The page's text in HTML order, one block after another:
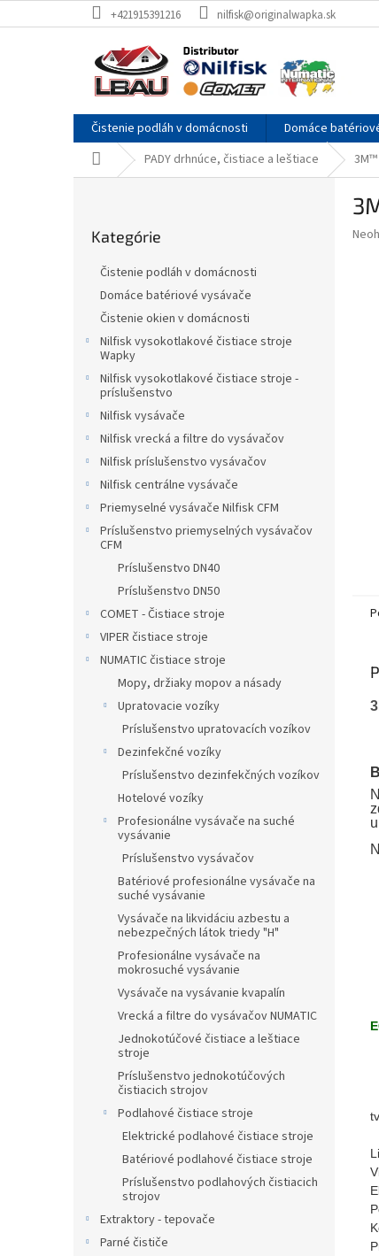
na
+421915391216 nilfisk@originalwapka.sk
Čistenie podláh v domácnosti Domáce
DomovPADY drhnúce, čistiace a leštiace
kategórie
Kategórie
Čistenie podláh v domácnosti
Domáce batériové vysávače
Čistenie okien v domácnosti
Nilfisk vysokotlakové čistiace stroje
Wapky
Nilfisk vysokotlakové čistiace stroje -
príslušenstvo
Nilfisk vysávače
Nilfisk vrecká a filtre do vysávačov
Nilfisk príslušenstvo vysávačov
Nilfisk centrálne vysávače
Priemyselné vysávače Nilfisk CFM
Príslušenstvo priemyselných vysávačov
CFM
Príslušenstvo DN40
Príslušenstvo DN50
COMET - Čistiace stroje
VIPER čistiace stroje
NUMATIC čistiace stroje
Mopy, držiaky mopov a násady
Upratovacie vozíky
Príslušenstvo upratovacích vozíkov
Dezinfekčné vozíky
Príslušenstvo dezinfekčných vozíkov
Hotelové vozíky
Profesionálne vysávače na suché
vysávanie
Príslušenstvo vysávačov
Batériové profesionálne vysávače na
suché vysávanie
Vysávače na likvidáciu azbestu a
nebezpečných látok triedy "H"
Profesionálne vysávače na
mokrosuché vysávanie
Vysávače na vysávanie kvapalín
Vrecká a filtre do vysávačov NUMATIC
Jednokotúčové čistiace a leštiace
stroje
Príslušenstvo jednokotúčových
čistiacich strojov
Podlahové čistiace stroje
Elektrické podlahové čistiace stroje
Batériové podlahové čistiace stroje
Príslušenstvo podlahových čistiacich
strojov
Extraktory - tepovače
Parné čističe